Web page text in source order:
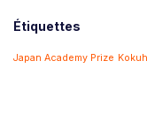
Étiquettes
Japan Academy Prize